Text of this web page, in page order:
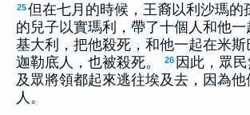
25但在七月的時候，王裔以利沙瑪的
的兒子以實瑪利，帶了十個人和他
基大利，把他殺死，和他一起在米斯
迦勒底人，也被殺死。
26 因此，眾
及眾將領都起來逃往埃及去，因為
人。